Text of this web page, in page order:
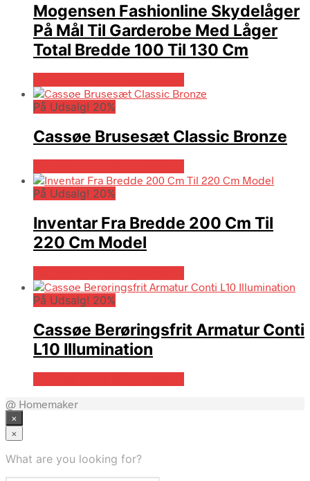
Mogensen Fashionline Skydelåger
På Mål Til Garderobe Med Låger
Total Bredde 100 Til 130 Cm
På Udsalg! 20%
Cassøe Brusesæt Classic Bronze
På Udsalg! 20%
Inventar Fra Bredde 200 Cm Til
220 Cm Model
På Udsalg! 20%
Cassøe Berøringsfrit Armatur Conti
L10 Illumination
@ Homemaker
×
×
What are you looking for?